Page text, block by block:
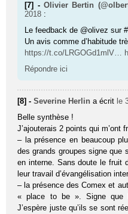
[7] -Olivier Bertin
2018 :
Le feedback de @olivez sur
Un avis comme d’habitude
https://t.co/LRGOGd1mlV…
Répondre ici
[8] -Severine Herlin a écrit le
Belle synthèse !
J’ajouterais 2 points qui m’ont
– la présence en beaucoup
des grands groupes signe que
en interne. Sans doute le fruit
leur travail d’évangélisation
– la présence des Comex et
« place to be ». Signe que
J’espère juste qu’ils se sont